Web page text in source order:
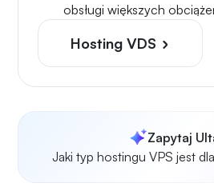
obsługi większych
Hosting VDS
Zapytaj
Jaki typ hostingu VPS jest